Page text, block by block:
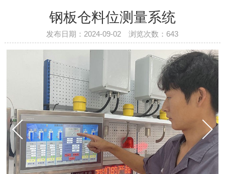
钢板仓料位测量系统
发布日期：2024-09-02 浏览次数：643